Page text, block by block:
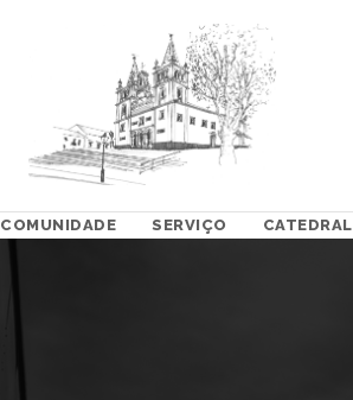
COMUNIDADE SERVIÇO CATEDRAL